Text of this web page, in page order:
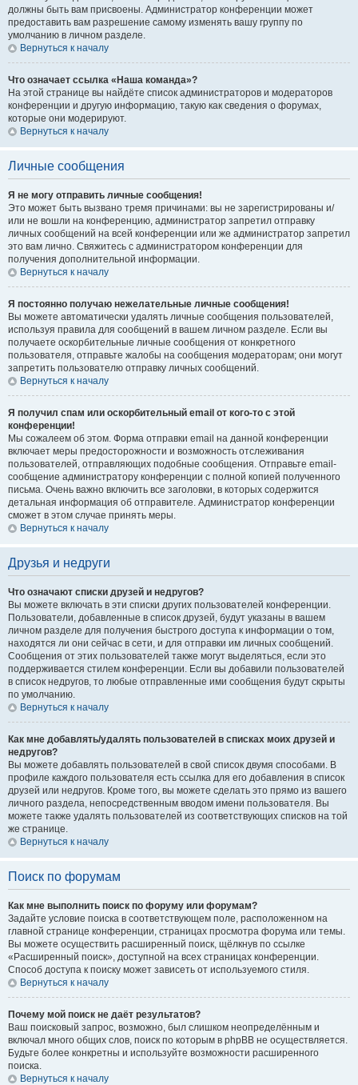
должны быть вам присвоены. Администратор конференции может
предоставить вам разрешение самому изменять вашу группу по
умолчанию в личном разделе.
Вернуться к началу
Что означает ссылка «Наша команда»?
На этой странице вы найдёте список администраторов и модераторов
конференции и другую информацию, такую как сведения о форумах,
которые они модерируют.
Вернуться к началу
Личные сообщения
Я не могу отправить личные сообщения!
Это может быть вызвано тремя причинами: вы не зарегистрированы и/
или не вошли на конференцию, администратор запретил отправку
личных сообщений на всей конференции или же администратор запретил
это вам лично. Свяжитесь с администратором конференции для
получения дополнительной информации.
Вернуться к началу
Я постоянно получаю нежелательные личные сообщения!
Вы можете автоматически удалять личные сообщения пользователей,
используя правила для сообщений в вашем личном разделе. Если вы
получаете оскорбительные личные сообщения от конкретного
пользователя, отправьте жалобы на сообщения модераторам; они могут
запретить пользователю отправку личных сообщений.
Вернуться к началу
Я получил спам или оскорбительный email от кого-то с этой
конференции!
Мы сожалеем об этом. Форма отправки email на данной конференции
включает меры предосторожности и возможность отслеживания
пользователей, отправляющих подобные сообщения. Отправьте email-
сообщение администратору конференции с полной копией полученного
письма. Очень важно включить все заголовки, в которых содержится
детальная информация об отправителе. Администратор конференции
сможет в этом случае принять меры.
Вернуться к началу
Друзья и недруги
Что означают списки друзей и недругов?
Вы можете включать в эти списки других пользователей конференции.
Пользователи, добавленные в список друзей, будут указаны в вашем
личном разделе для получения быстрого доступа к информации о том,
находятся ли они сейчас в сети, и для отправки им личных сообщений.
Сообщения от этих пользователей также могут выделяться, если это
поддерживается стилем конференции. Если вы добавили пользователей
в список недругов, то любые отправленные ими сообщения будут скрыты
по умолчанию.
Вернуться к началу
Как мне добавлять/удалять пользователей в списках моих друзей и
недругов?
Вы можете добавлять пользователей в свой список двумя способами. В
профиле каждого пользователя есть ссылка для его добавления в список
друзей или недругов. Кроме того, вы можете сделать это прямо из вашего
личного раздела, непосредственным вводом имени пользователя. Вы
можете также удалять пользователей из соответствующих списков на той
же странице.
Вернуться к началу
Поиск по форумам
Как мне выполнить поиск по форуму или форумам?
Задайте условие поиска в соответствующем поле, расположенном на
главной странице конференции, страницах просмотра форума или темы.
Вы можете осуществить расширенный поиск, щёлкнув по ссылке
«Расширенный поиск», доступной на всех страницах конференции.
Способ доступа к поиску может зависеть от используемого стиля.
Вернуться к началу
Почему мой поиск не даёт результатов?
Ваш поисковый запрос, возможно, был слишком неопределённым и
включал много общих слов, поиск по которым в phpBB не осуществляется.
Будьте более конкретны и используйте возможности расширенного
поиска.
Вернуться к началу